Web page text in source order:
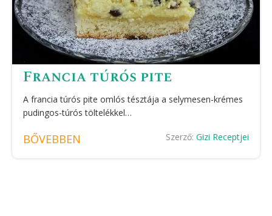
Francia túrós pite
A francia túrós pite omlós tésztája a selymesen-krémes
pudingos-túrós töltelékkel…
BŐVEBBEN Szerző: Gizi Receptjei